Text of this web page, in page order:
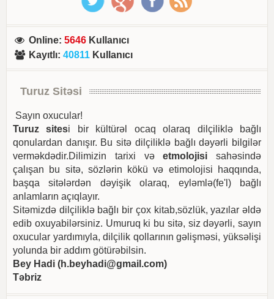
Online:5646 Kullanıcı
Kayıtlı:40811 Kullanıcı
Turuz Sitəsi
Sayın oxucular!
Turuz sitesi bir kültürəl ocaq olaraq dilçiliklə bağlı
qonulardan danışır. Bu sitə dilçiliklə bağlı dəyərli bilgilər
verməkdədir.Dilimizin tarixi vəetmolojisi sahəsində
çalışan bu sitə, sözlərin kökü və etimolojisi haqqında,
başqa sitələrdən dəyişik olaraq, eyləmlə(fe'l) bağlı
anlamların açıqlayır.
Sitəmizdə dilçiliklə bağlı bir çox kitab,sözlük, yazılar əldə
edib oxuyabilərsiniz. Umuruq ki bu sitə, siz dəyərli, sayın
oxucular yardımıyla, dilçilik qollarının gəlişməsi, yüksəlişi
yolunda bir addım götürəbilsin.
Bey Hadi (h.beyhadi@gmail.com)
Təbriz